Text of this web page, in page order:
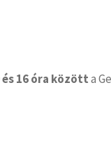
16 óra közötta